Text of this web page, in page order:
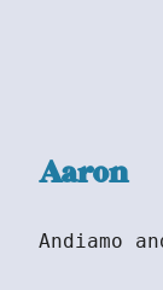
Aaron
Andiamo